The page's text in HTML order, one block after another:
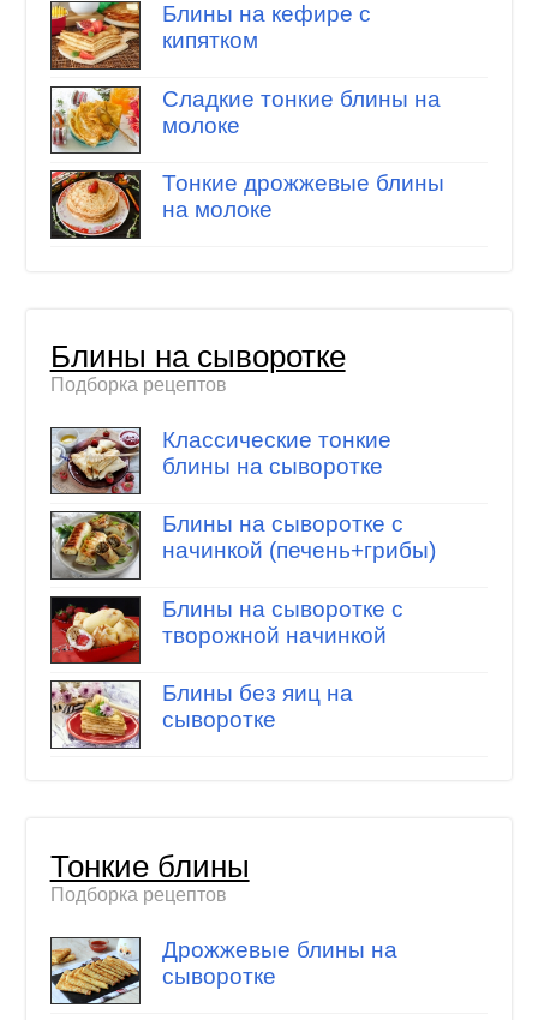
Блины на кефире с
кипятком
Сладкие тонкие блины на
молоке
Тонкие дрожжевые блины
на молоке
Блины на сыворотке
Подборка рецептов
Классические тонкие
блины на сыворотке
Блины на сыворотке с
начинкой (печень+грибы)
Блины на сыворотке с
творожной начинкой
Блины без яиц на
сыворотке
Тонкие блины
Подборка рецептов
Дрожжевые блины на
сыворотке